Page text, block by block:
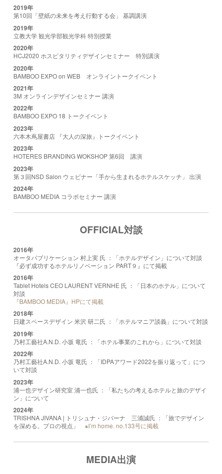
2019年
第10回「壁紙の未来を考え行動する会」 基調講演
2019年
立教大学 観光学部観光学科 特別授業
2020年
HCJ2020 ホスピタリティデザインセミナー 特別講演
2020年
BAMBOO EXPO on WEB オンライントークイベント
2021年
3M オンラインデザインセミナー 講演
2022年
BAMBOO EXPO 18 トークイベント
2023年
六本木蔦屋書店 『大人の深旅』トークイベント
2023年
HOTERES BRANDING WOKSHOP 第6回 講演
2023年
第３回NSD Salon ウェビナー「手から生まれるホテルスケッチ」 出演
2024年
BAMBOO MEDIA コラボセミナー 講演
OFFICIAL対談
2016年
オータパブリケーション 村上実 氏 ：「ホテルデザイン」について対談
『必ず成功するホテルリノベーション PART９』にて掲載
2016年
Tablet Hotels CEO LAURENT VERNHE 氏 ：「日本のホテル」について
対談
『BAMBOO MEDIA』HPにて掲載
2018年
日建スペースデザイン 米沢 研二氏 ：「ホテルマニア談義」について対談
2019年
乃村工藝社A.N.D. 小坂 竜氏 ：「ホテル事業のこれから」について対談
2022年
乃村工藝社A.N.D. 小坂 竜氏 ：「IDPAアワード2022を振り返って」につ
いて対談
2023年
浦一也デザイン研究室 浦一也氏 ：「私たちの考えるホテルと旅のデザイ
ン」について
2024年
TRISHNA JIVANA | トリシュナ・ジバーナ 三浦誠氏 ：「旅でデザイン
を深める。プロの視点」 ※I’m home. no.133号に掲載
MEDIA出演